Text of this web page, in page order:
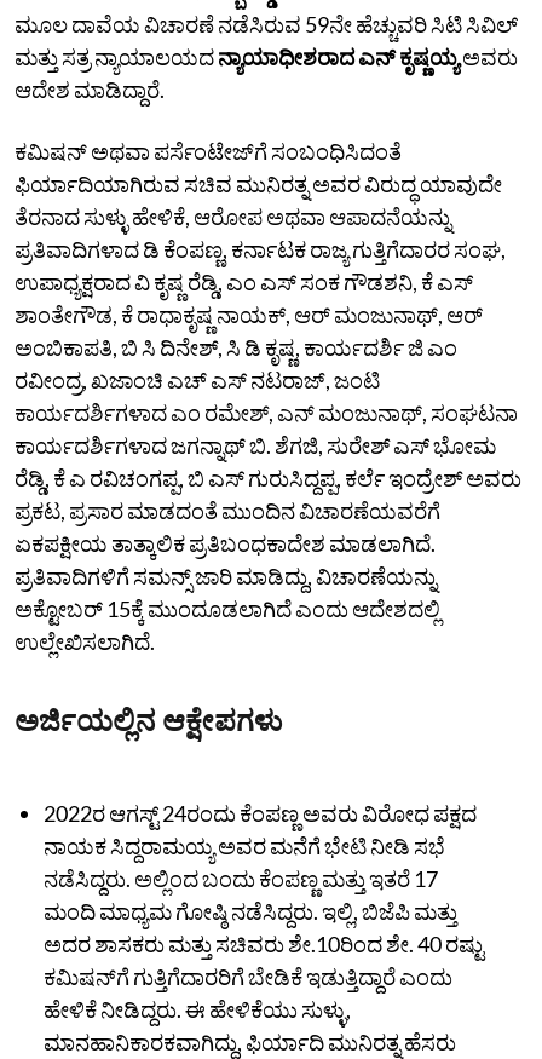
ಮೂಲ ದಾವೆಯ ವಿಚಾರಣೆ ನಡೆಸಿರುವ 59ನೇ ಹೆಚ್ಚುವರಿ ಸಿಟಿ ಸಿವಿಲ್‌
ಮತ್ತು ಸತ್ರ ನ್ಯಾಯಾಲಯದನ್ಯಾಯಾಧೀಶರಾದ ಎನ್‌ ಕೃಷ್ಣಯ್ಯಅವರು
ಆದೇಶ ಮಾಡಿದ್ದಾರೆ.
ಕಮಿಷನ್‌ ಅಥವಾ ಪರ್ಸೆಂಟೇಜ್‌ಗೆ ಸಂಬಂಧಿಸಿದಂತೆ
ಫಿರ್ಯಾದಿಯಾಗಿರುವ ಸಚಿವ ಮುನಿರತ್ನ ಅವರ ವಿರುದ್ಧ ಯಾವುದೇ
ತೆರನಾದ ಸುಳ್ಳು ಹೇಳಿಕೆ, ಆರೋಪ ಅಥವಾ ಆಪಾದನೆಯನ್ನು
ಪ್ರತಿವಾದಿಗಳಾದ ಡಿ ಕೆಂಪಣ್ಣ, ಕರ್ನಾಟಕ ರಾಜ್ಯ ಗುತ್ತಿಗೆದಾರರ ಸಂಘ,
ಉಪಾಧ್ಯಕ್ಷರಾದ ವಿ ಕೃಷ್ಣ ರೆಡ್ಡಿ, ಎಂ ಎಸ್‌ ಸಂಕ ಗೌಡಶನಿ, ಕೆ ಎಸ್‌
ಶಾಂತೇಗೌಡ, ಕೆ ರಾಧಾಕೃಷ್ಣ ನಾಯಕ್‌, ಆರ್‌ ಮಂಜುನಾಥ್‌, ಆರ್‌
ಅಂಬಿಕಾಪತಿ, ಬಿ ಸಿ ದಿನೇಶ್‌, ಸಿ ಡಿ ಕೃಷ್ಣ, ಕಾರ್ಯದರ್ಶಿ ಜಿ ಎಂ
ರವೀಂದ್ರ, ಖಜಾಂಚಿ ಎಚ್‌ ಎಸ್‌ ನಟರಾಜ್‌, ಜಂಟಿ
ಕಾರ್ಯದರ್ಶಿಗಳಾದ ಎಂ ರಮೇಶ್‌, ಎನ್‌ ಮಂಜುನಾಥ್‌, ಸಂಘಟನಾ
ಕಾರ್ಯದರ್ಶಿಗಳಾದ ಜಗನ್ನಾಥ್ ಬಿ. ಶೆಗಜಿ, ಸುರೇಶ್‌ ಎಸ್‌ ಭೋಮ
ರೆಡ್ಡಿ, ಕೆ ಎ ರವಿಚಂಗಪ್ಪ, ಬಿ ಎಸ್‌ ಗುರುಸಿದ್ದಪ್ಪ, ಕರ್ಲೆ ಇಂದ್ರೇಶ್‌ ಅವರು
ಪ್ರಕಟ, ಪ್ರಸಾರ ಮಾಡದಂತೆ ಮುಂದಿನ ವಿಚಾರಣೆಯವರೆಗೆ
ಏಕಪಕ್ಷೀಯ ತಾತ್ಕಾಲಿಕ ಪ್ರತಿಬಂಧಕಾದೇಶ ಮಾಡಲಾಗಿದೆ.
ಪ್ರತಿವಾದಿಗಳಿಗೆ ಸಮನ್ಸ್‌ ಜಾರಿ ಮಾಡಿದ್ದು, ವಿಚಾರಣೆಯನ್ನು
ಅಕ್ಟೋಬರ್‌ 15ಕ್ಕೆ ಮುಂದೂಡಲಾಗಿದೆ ಎಂದು ಆದೇಶದಲ್ಲಿ
ಉಲ್ಲೇಖಿಸಲಾಗಿದೆ.
ಅರ್ಜಿಯಲ್ಲಿನ ಆಕ್ಷೇಪಗಳು
2022ರ ಆಗಸ್ಟ್‌ 24ರಂದು ಕೆಂಪಣ್ಣ ಅವರು ವಿರೋಧ ಪಕ್ಷದ
ನಾಯಕ ಸಿದ್ದರಾಮಯ್ಯ ಅವರ ಮನೆಗೆ ಭೇಟಿ ನೀಡಿ ಸಭೆ
ನಡೆಸಿದ್ದರು. ಅಲ್ಲಿಂದ ಬಂದು ಕೆಂಪಣ್ಣ ಮತ್ತು ಇತರೆ 17
ಮಂದಿ ಮಾಧ್ಯಮ ಗೋಷ್ಠಿ ನಡೆಸಿದ್ದರು. ಇಲ್ಲಿ, ಬಿಜೆಪಿ ಮತ್ತು
ಅದರ ಶಾಸಕರು ಮತ್ತು ಸಚಿವರು ಶೇ.10ರಿಂದ ಶೇ. 40 ರಷ್ಟು
ಕಮಿಷನ್‌ಗೆ ಗುತ್ತಿಗೆದಾರರಿಗೆ ಬೇಡಿಕೆ ಇಡುತ್ತಿದ್ದಾರೆ ಎಂದು
ಹೇಳಿಕೆ ನೀಡಿದ್ದರು. ಈ ಹೇಳಿಕೆಯು ಸುಳ್ಳು,
ಮಾನಹಾನಿಕಾರಕವಾಗಿದ್ದು, ಫಿರ್ಯಾದಿ ಮುನಿರತ್ನ ಹೆಸರು